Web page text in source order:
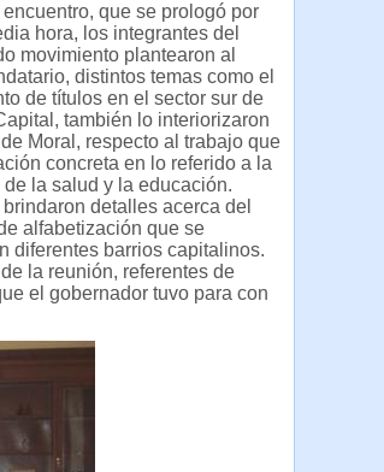
que se prologó por
hora, los integrantes del
movimiento plantearon al
distintos temas como el
de títulos en el sector sur de
también lo interiorizaron
Moral, respecto al trabajo que
concreta en lo referido a la
de la salud y la educación.
detalles acerca del
alfabetización que se
diferentes barrios capitalinos.
la reunión, referentes de
el gobernador tuvo para con